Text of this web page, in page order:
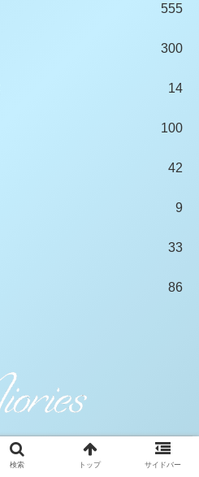
555
300
14
100
42
9
33
86
検索 トップ サイドバー